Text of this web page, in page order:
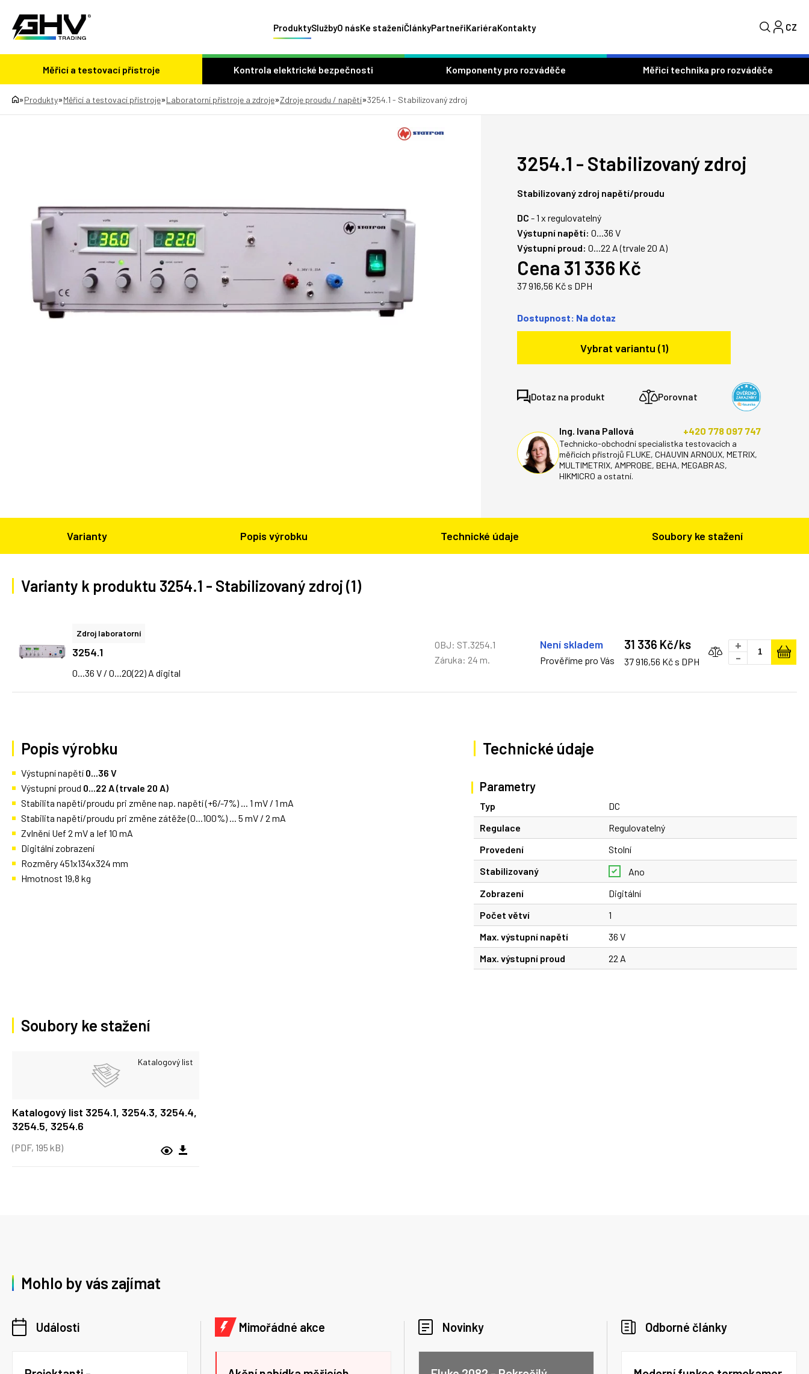
ProduktySlužbyO násKe staženíČlánkyPartneřiKariéraKontakty CZ
Měřicí a testovací přístroje Kontrola elektrické bezpečnosti Komponenty pro rozváděče Měřicí technika pro rozváděče
»Produkty»Měřicí a testovací přístroje»Laboratorní přístroje a zdroje»Zdroje proudu / napětí»3254.1 - Stabilizovaný zdroj
3254.1 - Stabilizovaný zdroj
Stabilizovaný zdroj napětí/proudu
DC - 1 x regulovatelný
Výstupní napětí: 0...36 V
Výstupní proud: 0...22 A (trvale 20 A)
Cena 31 336 Kč
37 916,56 Kč s DPH
Dostupnost: Na dotaz
Vybrat variantu (1)
Dotaz na produkt Porovnat
Ing. Ivana Pallová +420 778 097 747
Technicko-obchodní specialistka testovacích a
měřicích přístrojů FLUKE, CHAUVIN ARNOUX, METRIX,
MULTIMETRIX, AMPROBE, BEHA, MEGABRAS,
HIKMICRO a ostatní.
Varianty Popis výrobku Technické údaje Soubory ke stažení
Varianty k produktu 3254.1 - Stabilizovaný zdroj (1)
Zdroj laboratorní
3254.1
0...36 V / 0...20(22) A digital
OBJ: ST.3254.1
Záruka: 24 m.
Není skladem
Prověříme pro Vás
31 336 Kč/ks
37 916,56 Kč s DPH
+
-
Popis výrobku
Výstupní napětí 0...36 V
Výstupní proud 0...22 A (trvale 20 A)
Stabilita napětí/proudu pri změne nap. napětí (+6/-7%) ... 1 mV / 1 mA
Stabilita napětí/proudu pri změne zátěže (0...100%) ... 5 mV / 2 mA
Zvlnění Uef 2 mV a Ief 10 mA
Digitální zobrazení
Rozměry 451x134x324 mm
Hmotnost 19,8 kg
Technické údaje
Parametry
Typ
DC
Regulace
Regulovatelný
Provedení
Stolní
Stabilizovaný
Ano
Zobrazení
Digitální
Počet větví
1
Max. výstupní napětí
36 V
Max. výstupní proud
22 A
Soubory ke stažení
Katalogový list
Katalogový list 3254.1, 3254.3, 3254.4,
3254.5, 3254.6
(PDF, 195 kB)
Mohlo by vás zajímat
Události Mimořádné akce Novinky Odborné články